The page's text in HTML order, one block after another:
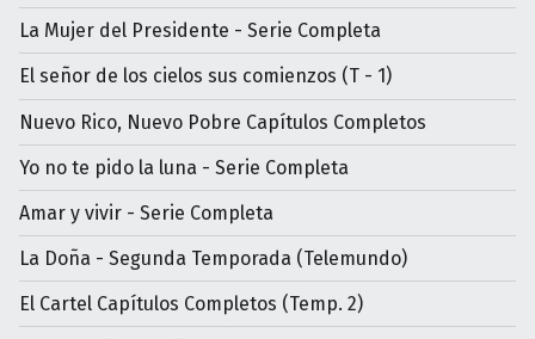
La Mujer del Presidente - Serie Completa
El señor de los cielos sus comienzos (T - 1)
Nuevo Rico, Nuevo Pobre Capítulos Completos
Yo no te pido la luna - Serie Completa
Amar y vivir - Serie Completa
La Doña - Segunda Temporada (Telemundo)
El Cartel Capítulos Completos (Temp. 2)